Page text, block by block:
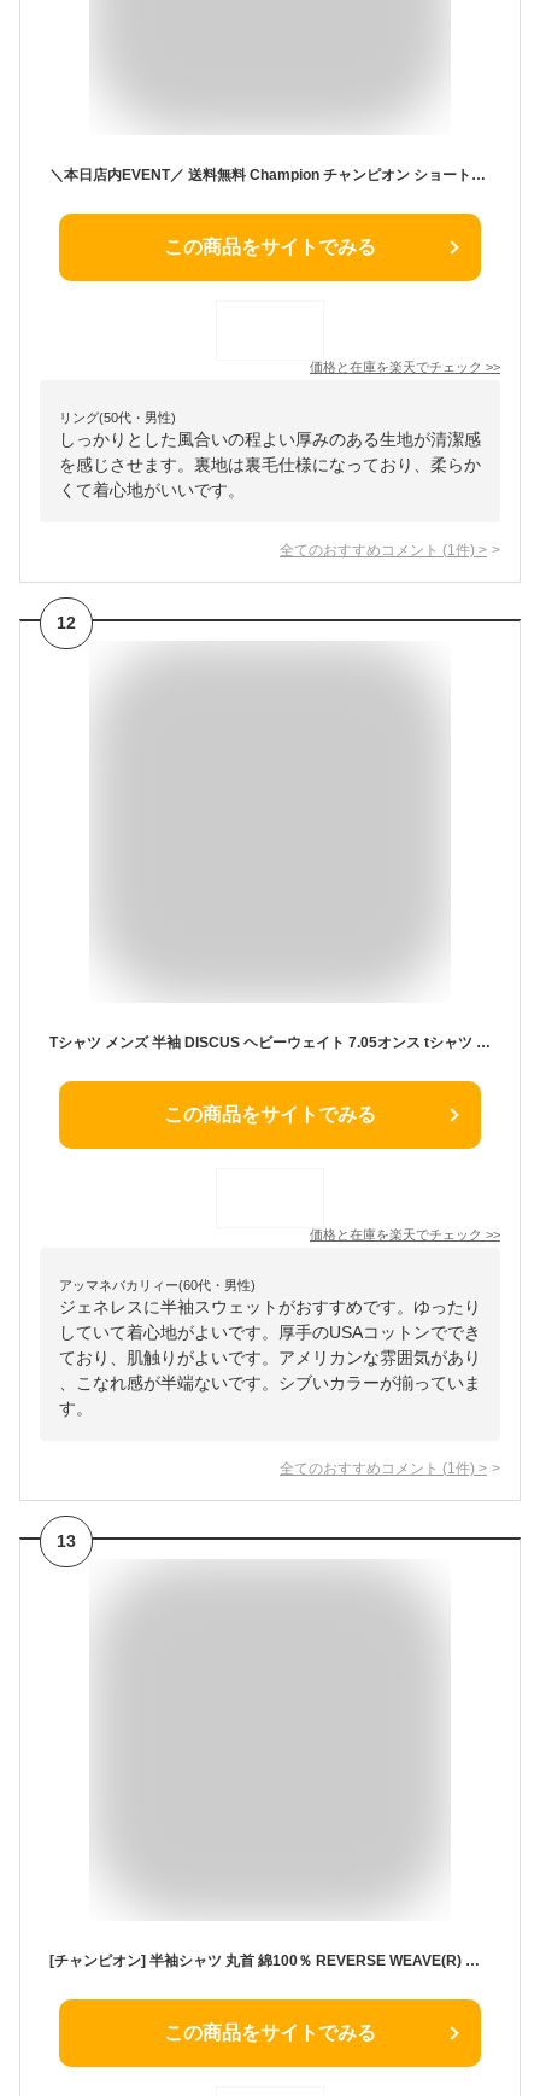
＼本日店内EVENT／ 送料無料 Champion チャンピオン ショートスリーブ クルーネック スウェットTシャツ C3-Z020 メンズ トップス 半袖 Tシャツ おしゃれ シンプル ブランド ベーシック スポーツ 裏毛 男性 レディース メール便
この商品をサイトでみる
価格と在庫を楽天でチェック >>
リング(50代・男性)
しっかりとした風合いの程よい厚みのある生地が清潔感
を感じさせます。裏地は裏毛仕様になっており、柔らか
くて着心地がいいです。
全てのおすすめコメント (1 件) >
12
Tシャツ メンズ 半袖 DISCUS ヘビーウェイト 7.05オンス tシャツ スウェット 半袖tシャツ USAコットン 夏 厚手 半袖シャツ ゆったり ディスカス スエット アメカジ おしゃれ 全6色 6273-8100 ジェネレス お買い物マラソン SALE
この商品をサイトでみる
価格と在庫を楽天でチェック >>
アッマネバカリィー(60代・男性)
ジェネレスに半袖スウェットがおすすめです。ゆったり
していて着心地がよいです。厚手のUSAコットンででき
ており、肌触りがよいです。アメリカンな雰囲気があり
、こなれ感が半端ないです。シブいカラーが揃っていま
す。
全てのおすすめコメント (1 件) >
13
[チャンピオン] 半袖シャツ 丸首 綿100％ REVERSE WEAVE(R) ショートスリーブスウェットシャツ C3-D004-070-L-26SS
この商品をサイトでみる